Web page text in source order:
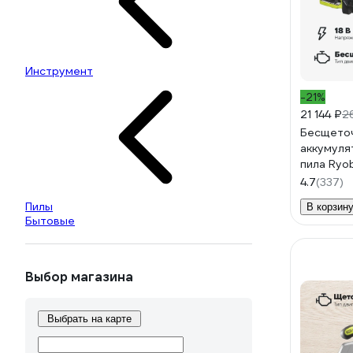
Инструмент
Пилы
Бытовые
Выбор магазина
Выбрать на карте
-21%
21 144 ₽
пила
без
4.7(337)
В корзину